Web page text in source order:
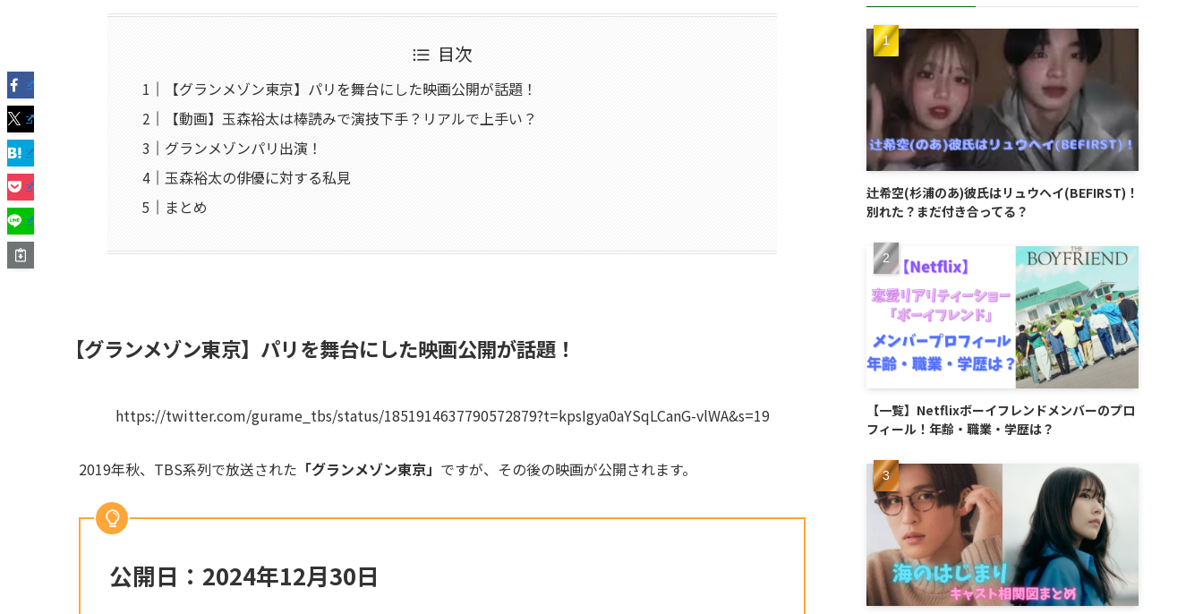
目次
【グランメゾン東京】パリを舞台にした映画公開が話題！
【動画】玉森裕太は棒読みで演技下手？リアルで上手い？
グランメゾンパリ出演！
玉森裕太の俳優に対する私見
まとめ
【グランメゾン東京】パリを舞台にした映画公開が話題！
https://twitter.com/gurame_tbs/status/1851914637790572879?t=kpsIgya0aYSqLCanG-vlWA&s=19
2019年秋、TBS系列で放送された 「グランメゾン東京」 ですが、その後の映画が公開されます。
公開日：2024年12月30日
辻希空(杉浦のあ)彼氏はリュウヘイ(BEFIRST)！
別れた？まだ付き合ってる？
【一覧】Netflixボーイフレンドメンバーのプロ
フィール！年齢・職業・学歴は？